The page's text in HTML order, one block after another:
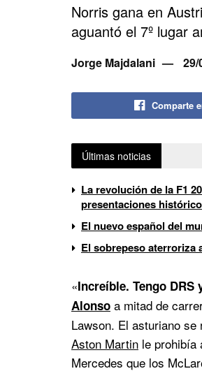
Norris gana en
aguantó el 7º lugar
Jorge Majdalani 29/
Comparte
Últimas noticias
La revolución de la F1
presentaciones histórico
El nuevo español del
El sobrepeso aterroriza
«Increíble. Tengo DRS
Alonso a mitad de
Lawson. El asturiano
Aston Martin le prohibía
Mercedes que los